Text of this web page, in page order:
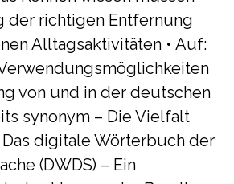
der richtigen Entfernung
Alltagsaktivitäten • Auf:
von und in der deutschen
synonym – Die Vielfalt
Das digitale Wörterbuch der
(DWDS) – Ein